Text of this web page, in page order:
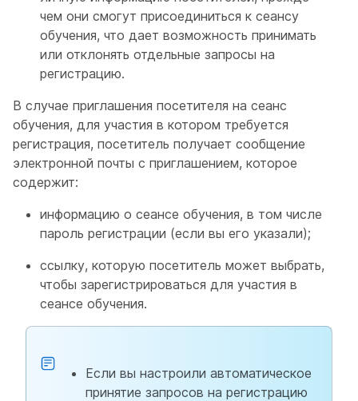
чем они смогут присоединиться к сеансу
обучения, что дает возможность принимать
или отклонять отдельные запросы на
регистрацию.
В случае приглашения посетителя на сеанс
обучения, для участия в котором требуется
регистрация, посетитель получает сообщение
электронной почты с приглашением, которое
содержит:
информацию о сеансе обучения, в том числе
пароль регистрации (если вы его указали);
ссылку, которую посетитель может выбрать,
чтобы зарегистрироваться для участия в
сеансе обучения.
Если вы настроили автоматическое
принятие запросов на регистрацию